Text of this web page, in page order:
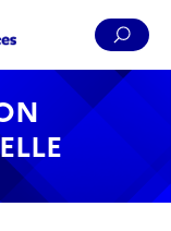
Pied de page